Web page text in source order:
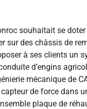
souhaitait se doter
sur des châssis de
à ses clients un
d’engins
mécanique de
de force dans
plaque de